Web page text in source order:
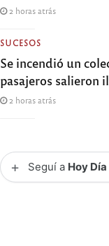
2 horas atrás
SUCESOS
Se incendió un
pasajeros salieron
2 horas atrás
+ Seguí a Hoy